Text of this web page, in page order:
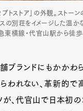
プトストア」の外観。ストー
スの別荘をイメージした温
東横線・代官山駅から徒
ブランドにもかかわ
われない、革新的
が、代官山で日本初の